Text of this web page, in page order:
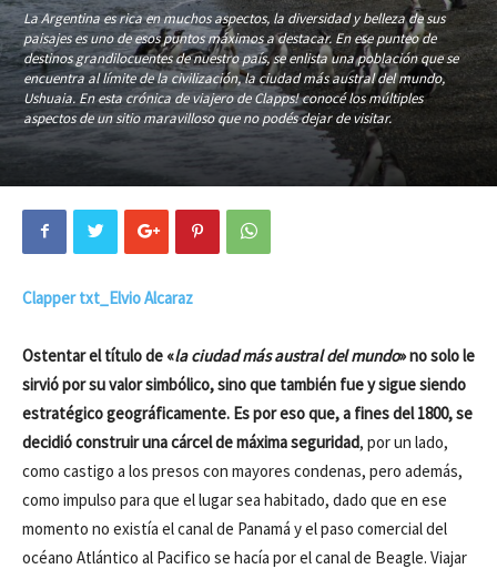
La Argentina es rica en muchos aspectos, la diversidad y belleza de sus
paisajes es uno de esos puntos máximos a destacar. En ese punteo de
destinos grandilocuentes de nuestro país, se enlista una población que se
encuentra al límite de la civilización, la ciudad más austral del mundo,
Ushuaia. En esta crónica de viajero de Clapps! conocé los múltiples
aspectos de un sitio maravilloso que no podés dejar de visitar.
Clapper txt_Elvio Alcaraz
Ostentar el título de «la ciudad más austral del mundo» no solo le
sirvió por su valor simbólico, sino que también fue y sigue siendo
estratégico geográficamente. Es por eso que, a fines del 1800, se
decidió construir una cárcel de máxima seguridad, por un lado,
como castigo a los presos con mayores condenas, pero además,
como impulso para que el lugar sea habitado, dado que en ese
momento no existía el canal de Panamá y el paso comercial del
océano Atlántico al Pacifico se hacía por el canal de Beagle. Viajar